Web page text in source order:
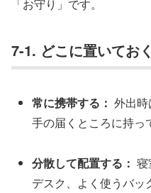
「お守り」です。
7-1. どこに置いてお
常に携帯する： 外出
手の届くところに持っ
分散して配置する： 寝
デスク、よく使うバッ